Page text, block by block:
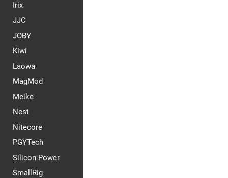
Irix
JJC
JOBY
Kiwi
Laowa
MagMod
Meike
Nest
Nitecore
PGYTech
Silicon Power
SmallRig